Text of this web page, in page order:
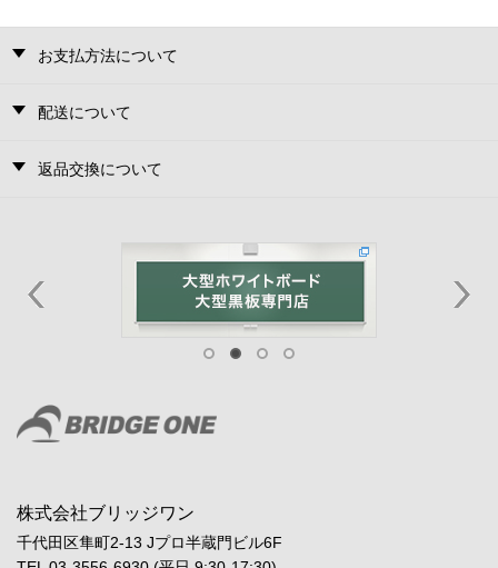
お支払方法について
配送について
返品交換について
株式会社ブリッジワン
千代田区隼町2-13 Jプロ半蔵門ビル6F